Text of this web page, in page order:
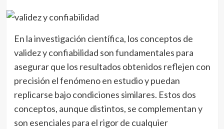
En la investigación científica, los conceptos de
validez y confiabilidad son fundamentales para
asegurar que los resultados obtenidos reflejen con
precisión el fenómeno en estudio y puedan
replicarse bajo condiciones similares. Estos dos
conceptos, aunque distintos, se complementan y
son esenciales para el rigor de cualquier